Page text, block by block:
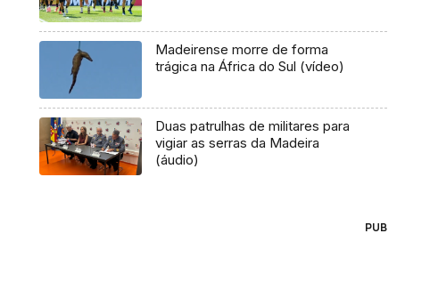
Madeirense morre de forma
trágica na África do Sul (vídeo)
Duas patrulhas de militares para
vigiar as serras da Madeira
(áudio)
PUB